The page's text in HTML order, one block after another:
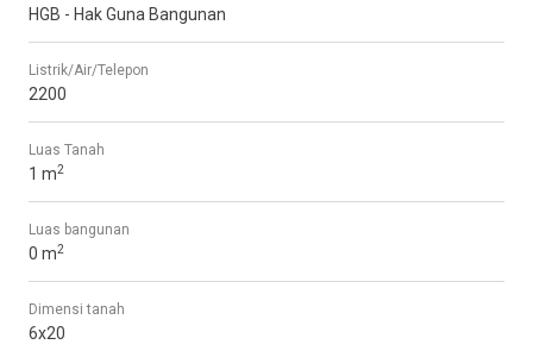
HGB - Hak Guna Bangunan
Listrik/Air/Telepon
2200
Luas Tanah
1 m2
Luas bangunan
0 m2
Dimensi tanah
6x20